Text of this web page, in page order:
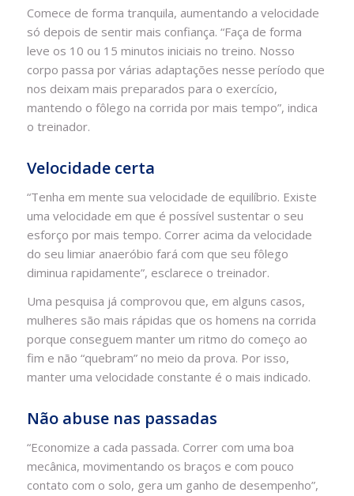
Comece de forma tranquila, aumentando a velocidade
só depois de sentir mais confiança. “Faça de forma
leve os 10 ou 15 minutos iniciais no treino. Nosso
corpo passa por várias adaptações nesse período que
nos deixam mais preparados para o exercício,
mantendo o fôlego na corrida por mais tempo”, indica
o treinador.
Velocidade certa
“Tenha em mente sua velocidade de equilíbrio. Existe
uma velocidade em que é possível sustentar o seu
esforço por mais tempo. Correr acima da velocidade
do seu limiar anaeróbio fará com que seu fôlego
diminua rapidamente”, esclarece o treinador.
Uma pesquisa já comprovou que, em alguns casos,
mulheres são mais rápidas que os homens na corrida
porque conseguem manter um ritmo do começo ao
fim e não “quebram” no meio da prova. Por isso,
manter uma velocidade constante é o mais indicado.
Não abuse nas passadas
“Economize a cada passada. Correr com uma boa
mecânica, movimentando os braços e com pouco
contato com o solo, gera um ganho de desempenho”,